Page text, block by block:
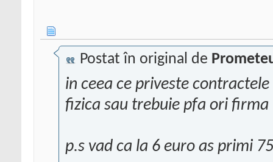
Postat în original de
in ceea ce priveste
fizica sau trebuie pfa ori firma
p.s vad ca la 6 euro as primi